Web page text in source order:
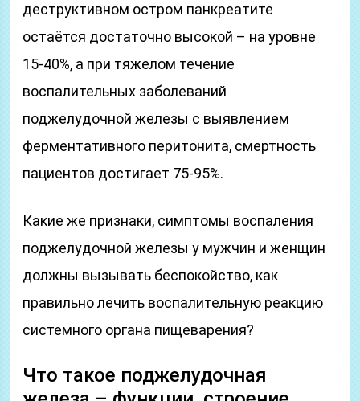
деструктивном остром панкреатите
остаётся достаточно высокой – на уровне
15-40%, а при тяжелом течение
воспалительных заболеваний
поджелудочной железы с выявлением
ферментативного перитонита, смертность
пациентов достигает 75-95%.
Какие же признаки, симптомы воспаления
поджелудочной железы у мужчин и женщин
должны вызывать беспокойство, как
правильно лечить воспалительную реакцию
системного органа пищеварения?
Что такое поджелудочная